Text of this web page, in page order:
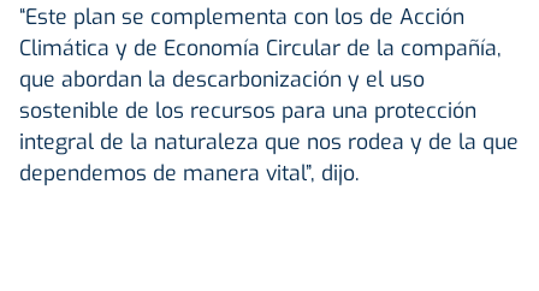
“Este plan se complementa con los de Acción
Climática y de Economía Circular de la compañía,
que abordan la descarbonización y el uso
sostenible de los recursos para una protección
integral de la naturaleza que nos rodea y de la que
dependemos de manera vital”, dijo.